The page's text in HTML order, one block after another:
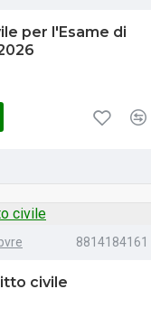
per l'Esame di
8814184161
civile